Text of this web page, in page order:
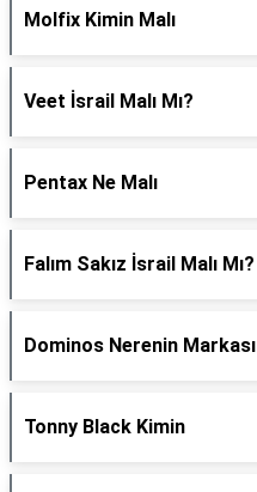
Molfix Kimin Malı
Veet İsrail Malı Mı?
Pentax Ne Malı
Falım Sakız İsrail Malı Mı?
Dominos Nerenin Markası
Tonny Black Kimin